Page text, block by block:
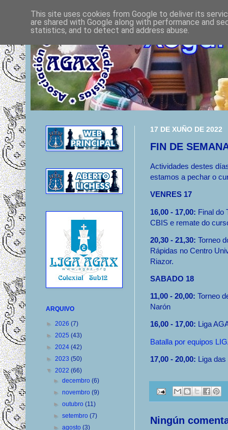
17 DE XUÑO DE 2022
FIN DE
Actividades destes
estamos a pechar o
VENRES 17
16,00 - 17,00: Final do
CBIS e remate do
20,30 - 21,30: Torneo
Rápidas no Centro
Riazor.
SABADO 18
11,00 - 20,00: Torneo
Narón
16,00 - 17,00: Liga
Batalla por equipos
17,00 - 20,00: Liga
Ningún
ARQUIVO
► 2026 (7)
► 2025 (43)
► 2024 (42)
► 2023 (50)
▼ 2022 (66)
►decembro(6)
►novembro(9)
►outubro(11)
►setembro(7)
►agosto(3)
This site uses cookies from Google to deliver its
are shared with Google along with performance and
statistics, and to detect and address abuse.